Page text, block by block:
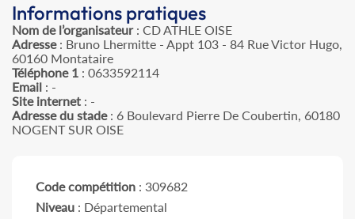
Informations pratiques
Nom de l’organisateur: CD ATHLE OISE
Adresse: Bruno Lhermitte - Appt 103 - 84 Rue Victor Hugo,
60160 Montataire
Téléphone 1 : 0633592114
Email : -
Site internet : -
Adresse du stade: 6 Boulevard Pierre De Coubertin, 60180
NOGENT SUR OISE
Code compétition : 309682
Niveau : Départemental